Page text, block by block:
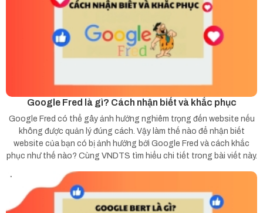
Google Fred là gì? Cách nhận biết và khắc phục
Google Fred có thể gây ảnh hưởng nghiêm trọng đến website nếu
không được quản lý đúng cách. Vậy làm thế nào để nhận biết
website của bạn có bị ảnh hưởng bởi Google Fred và cách khắc
phục như thế nào? Cùng VNDTS tìm hiểu chi tiết trong bài viết này.